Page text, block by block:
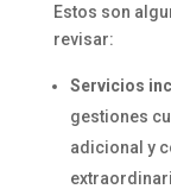
Estos son
revisar:
Servicios
gestiones
adicional y